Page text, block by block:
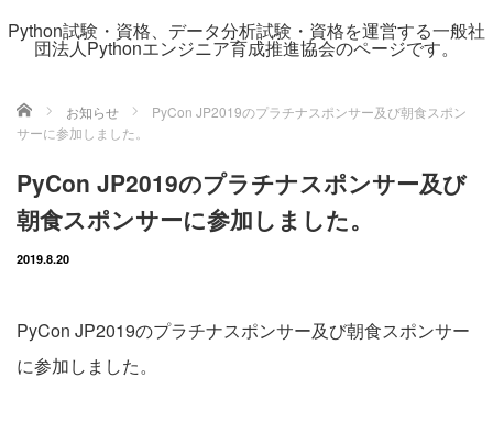
Python試験・資格、データ分析試験・資格を運営する一般社
団法人Pythonエンジニア育成推進協会のページです。
ホーム お知らせ
PyCon JP2019のプラチナスポンサー及び朝食スポン
サーに参加しました。
PyCon JP2019のプラチナスポンサー及び
朝食スポンサーに参加しました。
2019.8.20
PyCon JP2019のプラチナスポンサー及び朝食スポンサー
に参加しました。